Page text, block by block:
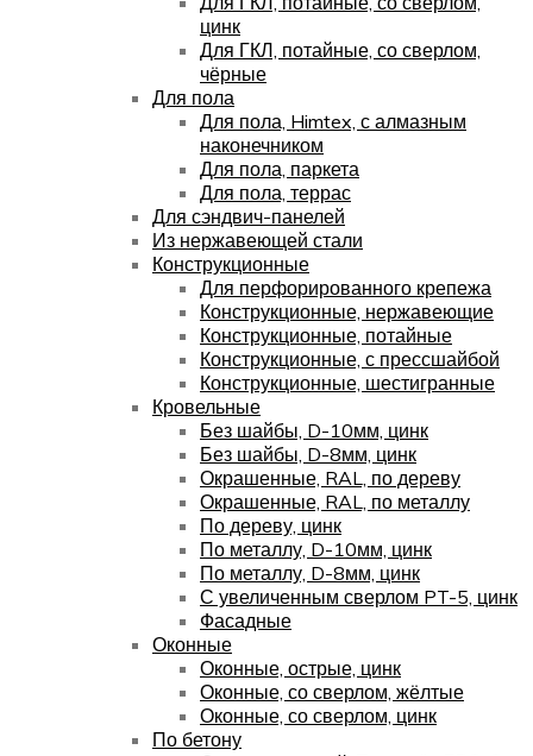
цинк
Для ГКЛ, потайные, со сверлом,
чёрные
Для пола
Для пола, Himtex, с алмазным
наконечником
Для пола, паркета
Для пола, террас
Для сэндвич-панелей
Из нержавеющей стали
Конструкционные
Для перфорированного крепежа
Конструкционные, нержавеющие
Конструкционные, потайные
Конструкционные, с прессшайбой
Конструкционные, шестигранные
Кровельные
Без шайбы, D-10мм, цинк
Без шайбы, D-8мм, цинк
Окрашенные, RAL, по дереву
Окрашенные, RAL, по металлу
По дереву, цинк
По металлу, D-10мм, цинк
По металлу, D-8мм, цинк
С увеличенным сверлом PT-5, цинк
Фасадные
Оконные
Оконные, острые, цинк
Оконные, со сверлом, жёлтые
Оконные, со сверлом, цинк
По бетону